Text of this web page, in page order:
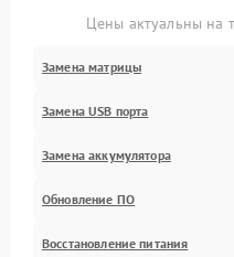
Цены актуальны на
Замена матрицы
Замена USB порта
Замена аккумулятора
Обновление ПО
Восстановление питания